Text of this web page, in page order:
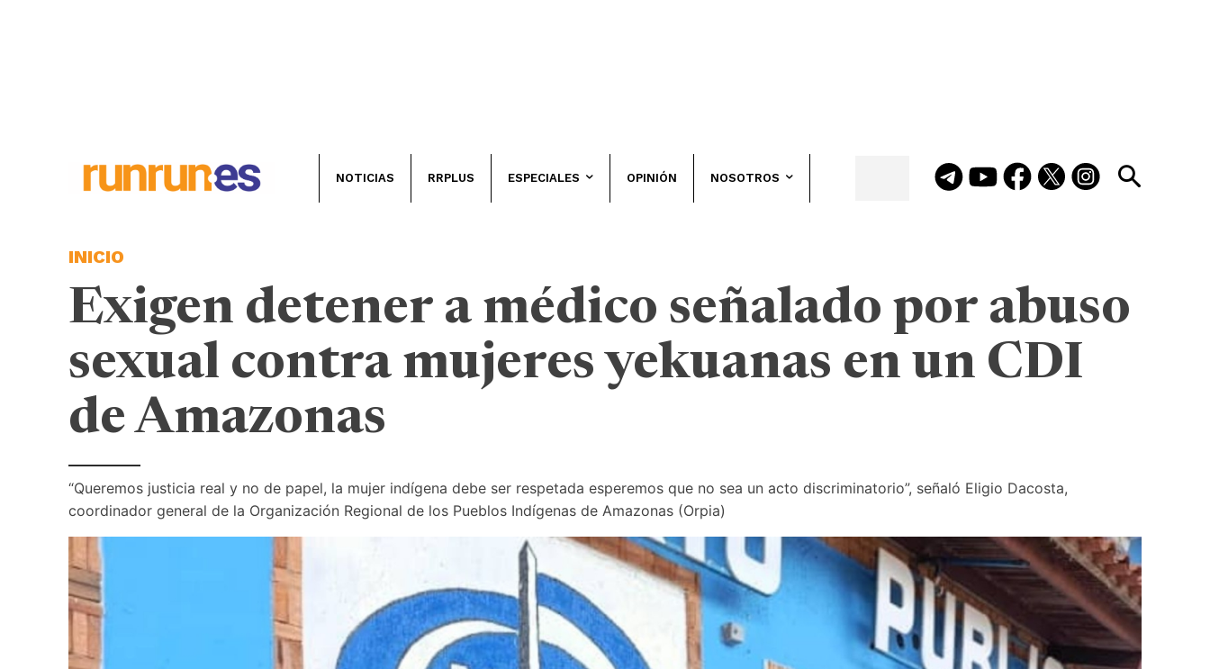
NOTICIAS RRPLUS ESPECIALES OPINIÓN NOSOTROS
INICIO
Exigen detener a médico señalado por abuso
sexual contra mujeres yekuanas en un CDI
de Amazonas
“Queremos justicia real y no de papel, la mujer indígena debe ser respetada esperemos que no sea un acto discriminatorio”, señaló Eligio Dacosta,
coordinador general de la Organización Regional de los Pueblos Indígenas de Amazonas (Orpia)